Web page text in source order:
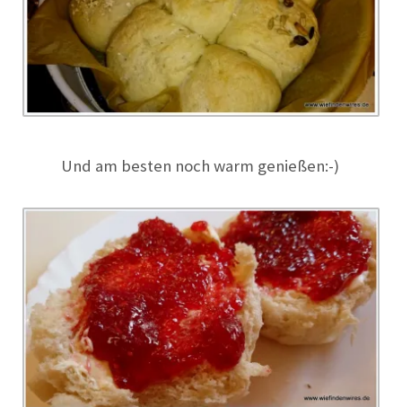
Und am besten noch warm genießen:-)